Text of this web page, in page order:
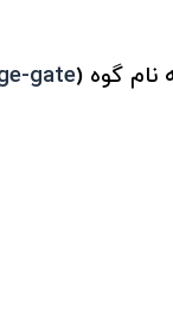
گوه (gate